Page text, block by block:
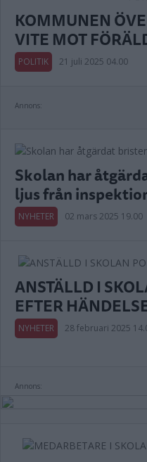
KOMMUNEN
VITE MOT
POLITIK 21 juli 2025 04.00
Annons:
Skolan har
ljus från
NYHETER 02 mars 2025 19.00
ANSTÄLLD I
EFTER
NYHETER 28 februari 2025
Annons: